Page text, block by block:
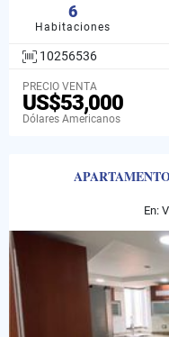
6
Habitaciones
10256536
PRECIO VENTA
US$53,000
Dólares Americanos
En: